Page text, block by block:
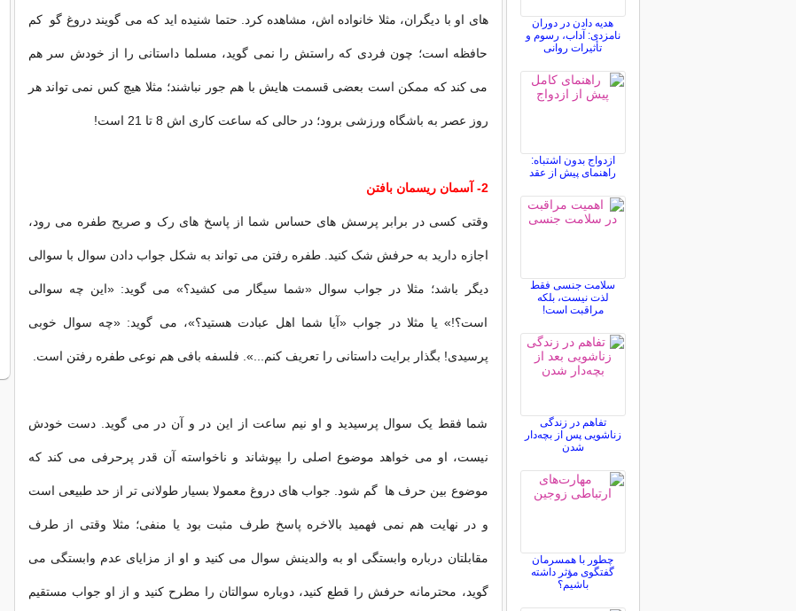
های او با دیگران، مثلا خانواده اش، مشاهده کرد. حتما شنیده اید که می گویند دروغ گو کم
حافظه است؛ چون فردی که راستش را نمی گوید، مسلما داستانی را از خودش سر هم
می کند که ممکن است بعضی قسمت هایش با هم جور نباشند؛ مثلا هیچ کس نمی تواند هر
روز عصر به باشگاه ورزشی برود؛ در حالی که ساعت کاری اش 8 تا 21 است!
2- آسمان ریسمان بافتن
وقتی کسی در برابر پرسش های حساس شما از پاسخ های رک و صریح طفره می رود،
اجازه دارید به حرفش شک کنید. طفره رفتن می تواند به شکل جواب دادن سوال با سوالی
دیگر باشد؛ مثلا در جواب سوال «شما سیگار می کشید؟» می گوید: «این چه سوالی
است؟!» یا مثلا در جواب «آیا شما اهل عبادت هستید؟»، می گوید: «چه سوال خوبی
پرسیدی! بگذار برایت داستانی را تعریف کنم...». فلسفه بافی هم نوعی طفره رفتن است.
شما فقط یک سوال پرسیدید و او نیم ساعت از این در و آن در می گوید. دست خودش
نیست، او می خواهد موضوع اصلی را بپوشاند و ناخواسته آن قدر پرحرفی می کند که
موضوع بین حرف ها گم شود. جواب های دروغ معمولا بسیار طولانی تر از حد طبیعی است
و در نهایت هم نمی فهمید بالاخره پاسخ طرف مثبت بود یا منفی؛ مثلا وقتی از طرف
مقابلتان درباره وابستگی او به والدینش سوال می کنید و او از مزایای عدم وابستگی می
گوید، محترمانه حرفش را قطع کنید، دوباره سوالتان را مطرح کنید و از او جواب مستقیم
هدیه دادن در دوران
نامزدی: آداب، رسوم و
تأثیرات روانی
ازدواج بدون اشتباه:
راهنمای پیش از عقد
سلامت جنسی فقط
لذت نیست، بلکه
مراقبت است!
تفاهم در زندگی
زناشویی پس از بچه‌دار
شدن
چطور با همسرمان
گفتگوی مؤثر داشته
باشیم؟